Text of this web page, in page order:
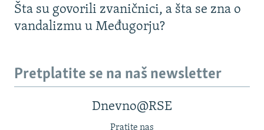
Šta su govorili zvaničnici, a šta se zna o
vandalizmu u Međugorju?
Pretplatite se na naš newsletter
Dnevno@RSE
Pratite nas